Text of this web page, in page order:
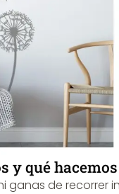
y qué hacemos
ganas de